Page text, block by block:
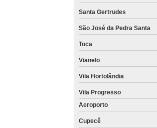
Santa Gertrudes
São José da Pedra Santa
Toca
Vianelo
Vila Hortolândia
Vila Progresso
Aeroporto
Cupecê